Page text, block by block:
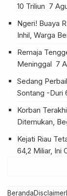
10 Triliun 7
Ngeri! Buaya
Inhil, Warga
Remaja
Meninggal 7
Sedang
Sontang -Duri
Korban
Ditemukan,
Kejati Riau
64,2 Miliar, Ini
BerandaDisclaimer